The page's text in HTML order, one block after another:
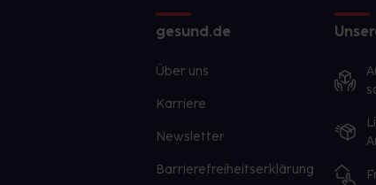
gesund.de
Über uns
Karriere
Newsletter
Barrierefreiheitserklärung